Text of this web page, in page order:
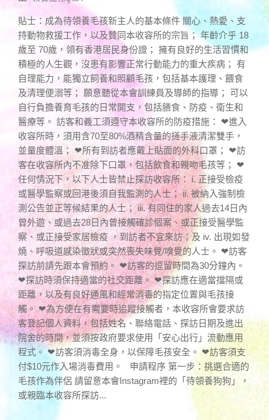
貼士：成為待領養毛孩新主人的基本條件 關心、熱愛、支
持動物救援工作，以及贊同本收容所的宗旨； 年齡介乎 18
歲至 70歲，領有香港居民身份證； 擁有良好的生活習慣和
積極的人生觀，沒患有影響正常行動能力的重大疾病； 有
自理能力，能獨立飼養和照顧毛孩，包括基本護理、餵食
及清理便溺等； 願意聽從本會訓練員及導師的指導； 可以
自行負擔養育毛孩的日常開支，包括膳食、防疫、衛生和
醫療等。 訪客和義工須遵守本收容所的防疫措施： ❤進入
收容所時，須用含70至80%酒精含量的搓手液清潔雙手，
並量度體溫； ❤所有到訪者應戴上貼面的外科口罩； ❤訪
客在收容所內不准除下口罩，包括飲食和親吻毛孩等； ❤
任何情況下，以下人士皆禁止探訪收容所： i. 正接受檢疫
或醫學監察或回港後須自我監測的人士； ii. 被納入強制檢
測公告並正等候結果的人士； iii. 有同住的家人過去14日內
曾外遊、或過去28日內曾接觸確診個案、或正接受醫學監
察、或正接受家居檢疫 ，到訪者不宜來訪；及 iv. 出現如發
燒、呼吸道感染徵狀或突然喪失味覺/嗅覺的人士。 ❤訪客
探訪前請先跟本會預約。 ❤訪客的逗留時間為30分鐘內。
❤探訪時須保持適當的社交距離。 ❤探訪應在適當擋隔或
距離，以及有良好通風和經常消毒的指定位置與毛孩接
觸。 ❤為方便在有需要時追蹤接觸者，本收容所會要求訪
客登記個人資料，包括姓名、聯絡電話、探訪日期及進出
院舍的時間，並須按政府要求使用「安心出行」流動應用
程式。 ❤訪客須消毒全身，以保障毛孩安全。 ❤訪客須支
付$10元作入場消毒費用。 申請程序 第一步：挑選合適的
毛孩作為伴侶 請留意本會Instagram裡的「待領養狗狗」，
或親臨本收容所探訪...